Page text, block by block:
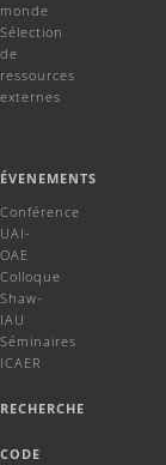
monde
Sélection
de
ressources
externes
ÉVENEMENTS
Conférence
UAI-
OAE
Colloque
Shaw-
IAU
Séminaires
ICAER
RECHERCHE
CODE